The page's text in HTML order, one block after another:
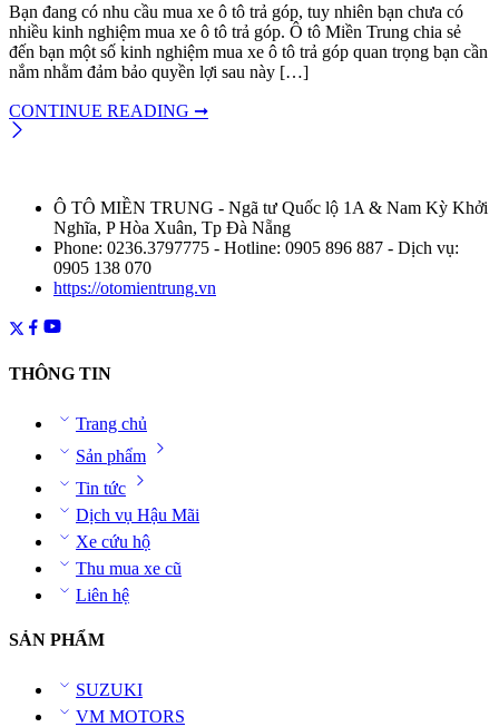
Bạn đang có nhu cầu mua xe ô tô trả góp, tuy nhiên bạn chưa có
nhiều kinh nghiệm mua xe ô tô trả góp. Ô tô Miền Trung chia sẻ
đến bạn một số kinh nghiệm mua xe ô tô trả góp quan trọng bạn cần
nắm nhằm đảm bảo quyền lợi sau này […]
CONTINUE READING ➞
Ô TÔ MIỀN TRUNG - Ngã tư Quốc lộ 1A & Nam Kỳ Khởi
Nghĩa, P Hòa Xuân, Tp Đà Nẵng
Phone: 0236.3797775 - Hotline: 0905 896 887 - Dịch vụ:
0905 138 070
https://otomientrung.vn
THÔNG TIN
Trang chủ
Sản phẩm
Tin tức
Dịch vụ Hậu Mãi
Xe cứu hộ
Thu mua xe cũ
Liên hệ
SẢN PHẨM
SUZUKI
VM MOTORS